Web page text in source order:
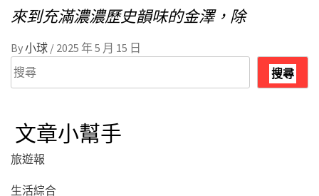
來到充滿濃濃歷史韻味的金澤，除
By小球 / 2025 年 5 月 15 日
搜
尋
搜尋
文章小幫手
旅遊報
生活綜合